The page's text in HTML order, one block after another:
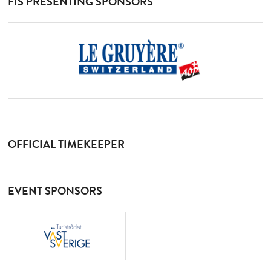
OFFICIAL TIMEKEEPER
EVENT SPONSORS